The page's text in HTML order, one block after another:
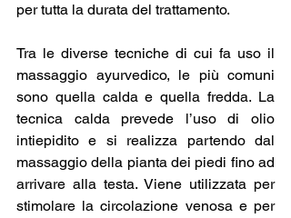
per tutta la durata del trattamento.
Tra le diverse tecniche di cui fa uso il
massaggio ayurvedico, le più comuni
sono quella calda e quella fredda. La
tecnica calda prevede l’uso di olio
intiepidito e si realizza partendo dal
massaggio della pianta dei piedi fino ad
arrivare alla testa. Viene utilizzata per
stimolare la circolazione venosa e per